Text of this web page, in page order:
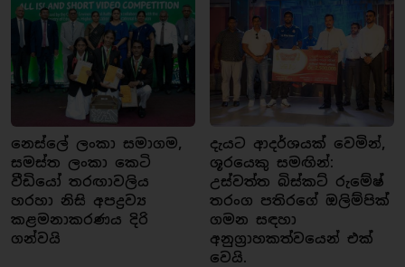
නෙස්ලේ ලංකා සමාගම,
සමස්ත ලංකා කෙටි
වීඩියෝ තරඟාවලිය
හරහා නිසි අපද්‍රව්‍ය
කළමනාකරණය දිරි
ගන්වයි
දැයට ආදර්ශයක් වෙමින්,
ශූරයෙකු සමඟින්:
උස්වත්ත බිස්කට් රුමේෂ්
තරංග පතිරගේ ඔලිම්පික්
ගමන සඳහා
අනුග්‍රාහකත්වයෙන් එක්
වෙයි.